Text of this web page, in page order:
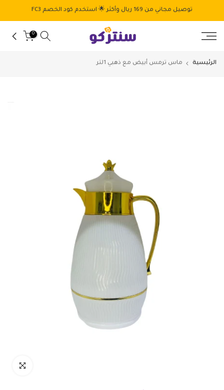
إلى
المحتوى
توصيل مجاني من 169 ريال وأكثر 🌟 استخدم كود الخصم FC3
0
الرئيسية ماس ترمس أبيض مع ذهبي 1لتر
انقر للتكبير